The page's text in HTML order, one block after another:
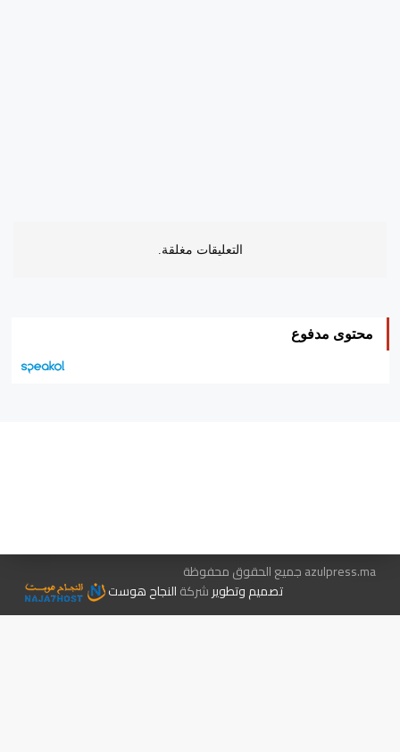
التعليقات مغلقة.
محتوى مدفوع
azulpress.ma جميع الحقوق محفوظة
تصميم وتطويرشركةالنجاح هوست